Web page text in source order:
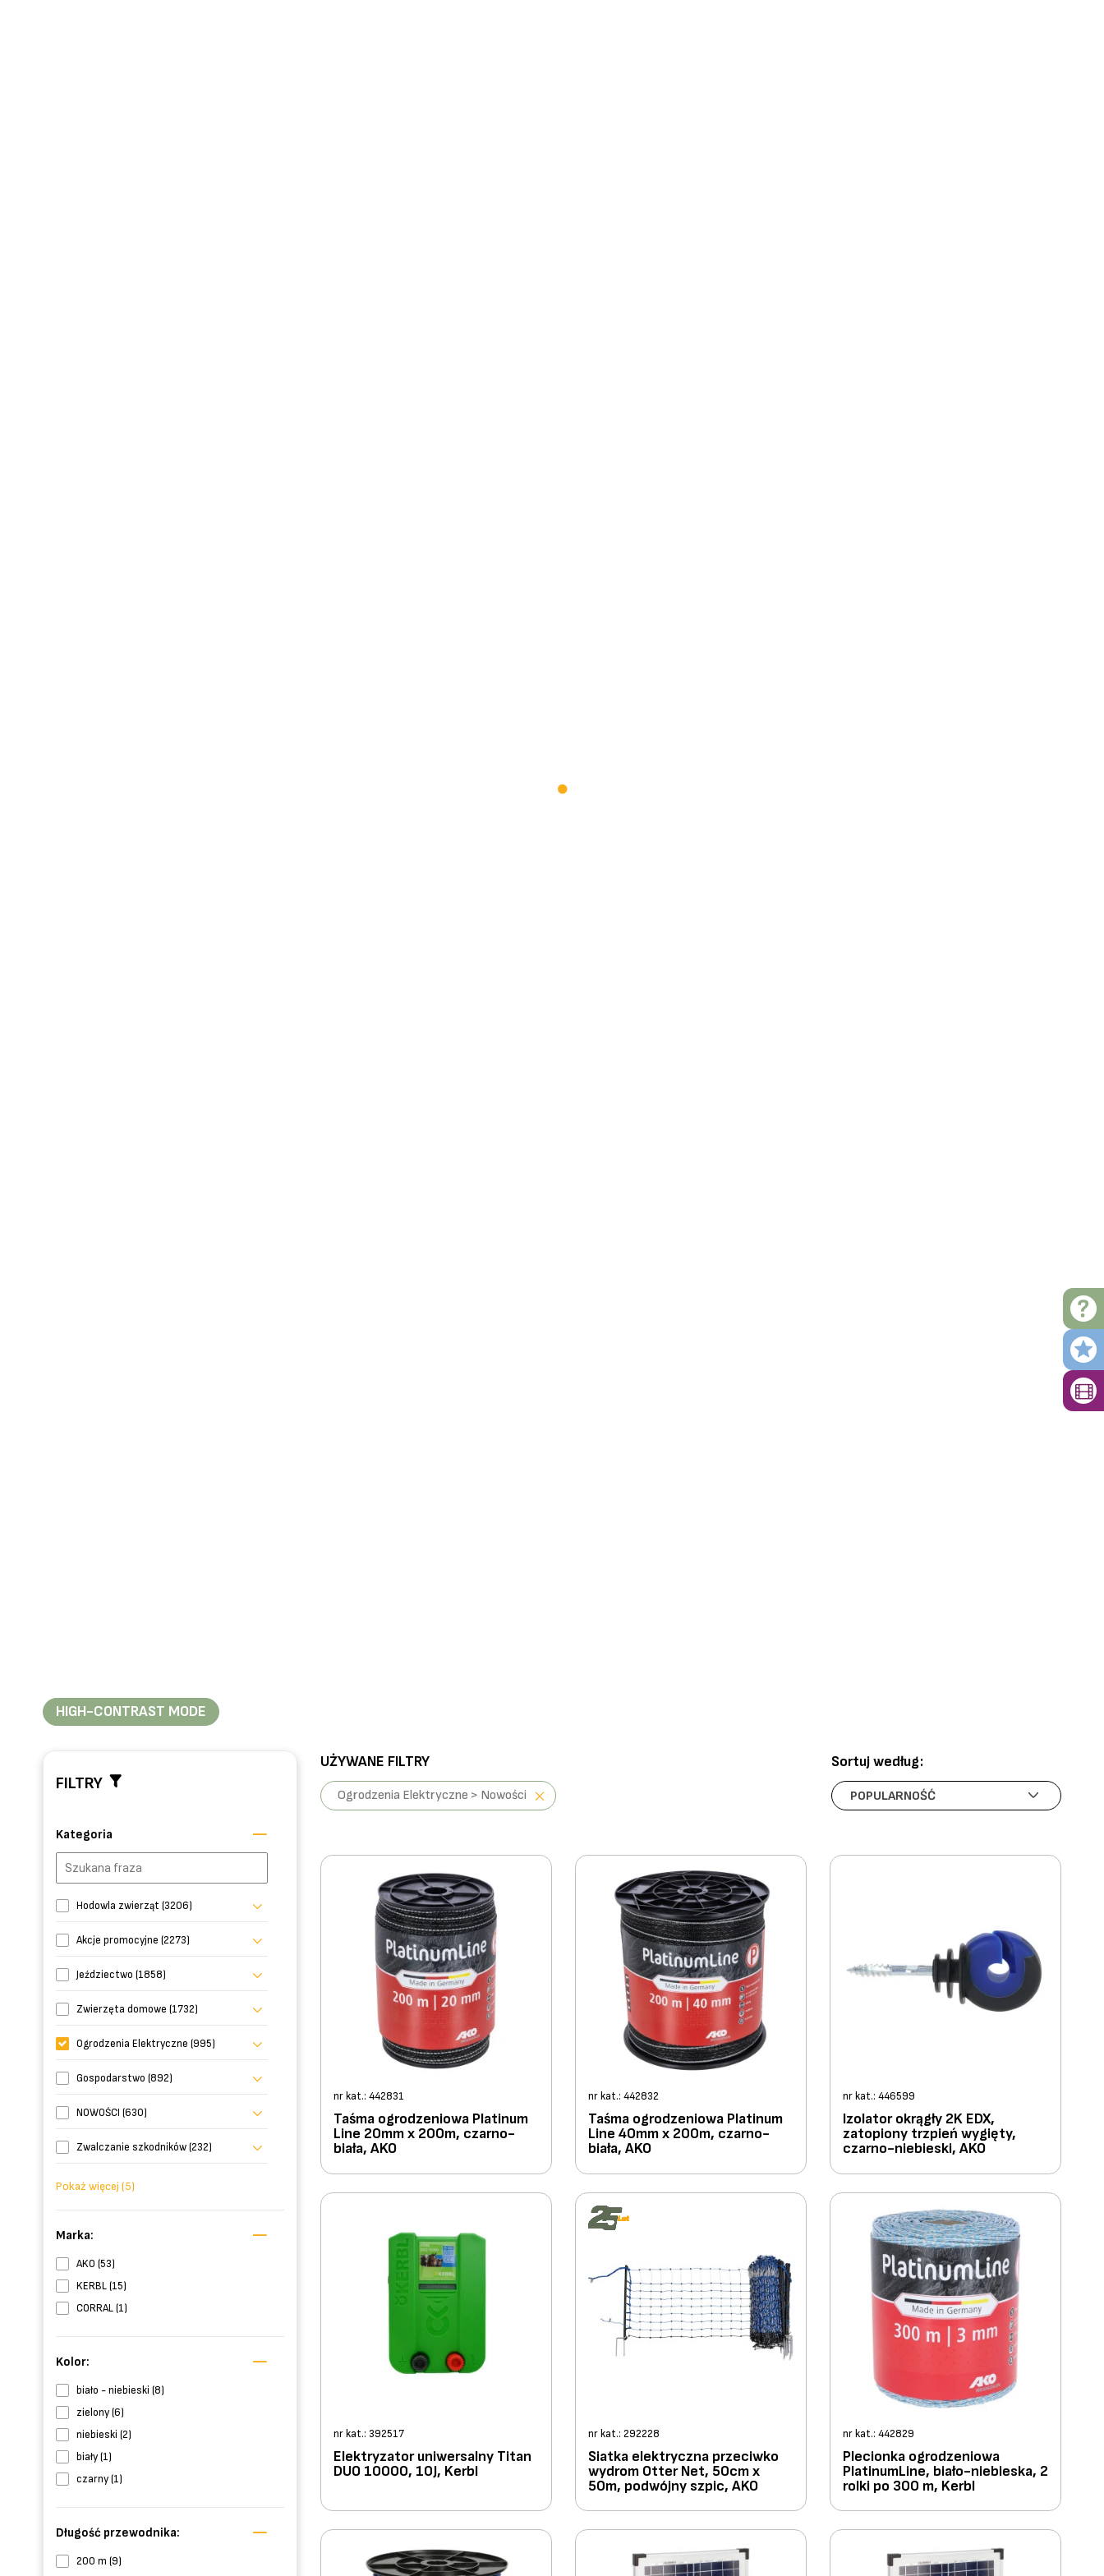
HIGH-CONTRAST MODE
FILTRY
Kategoria
Hodowla zwierząt (3206)
Akcje promocyjne (2273)
Jeździectwo (1858)
Zwierzęta domowe (1732)
Ogrodzenia Elektryczne (995)
Gospodarstwo (892)
NOWOŚCI (630)
Zwalczanie szkodników (232)
Pokaż więcej (5)
Marka:
AKO (53)
KERBL (15)
CORRAL (1)
Kolor:
biało - niebieski (8)
zielony (6)
niebieski (2)
biały (1)
czarny (1)
Długość przewodnika:
200 m (9)
UŻYWANE FILTRY
Ogrodzenia Elektryczne > Nowości
Sortuj według:
nr kat.: 442831
Taśma ogrodzeniowa Platinum
Line 20mm x 200m, czarno-
biała, AKO
nr kat.: 442832
Taśma ogrodzeniowa Platinum
Line 40mm x 200m, czarno-
biała, AKO
nr kat.: 446599
Izolator okrągły 2K EDX,
zatopiony trzpień wygięty,
czarno-niebieski, AKO
nr kat.: 392517
Elektryzator uniwersalny Titan
DUO 10000, 10J, Kerbl
nr kat.: 292228
Siatka elektryczna przeciwko
wydrom Otter Net, 50cm x
50m, podwójny szpic, AKO
nr kat.: 442829
Plecionka ogrodzeniowa
PlatinumLine, biało-niebieska, 2
rolki po 300 m, Kerbl